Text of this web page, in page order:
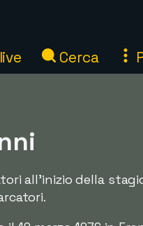
Cerca
all'inizio della